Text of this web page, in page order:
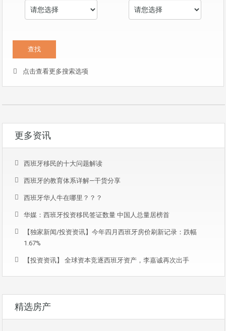
点击查看更多搜索选项
更多资讯
西班牙移民的十大问题解读
西班牙的教育体系详解—干货分享
西班牙华人牛在哪里？？？
华媒：西班牙投资移民签证数量 中国人总量居榜首
【独家新闻/投资资讯】今年四月西班牙房价刷新记录：跌幅
1.67%
【投资资讯】 全球资本竞逐西班牙资产，李嘉诚再次出手
精选房产